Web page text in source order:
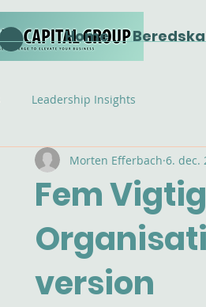
Home
Leadership Insights
Fem
version
Morten Efferbach 6. dec.